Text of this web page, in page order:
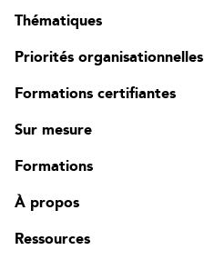
Thématiques
Priorités organisationnelles
Formations certifiantes
Sur mesure
Formations
À propos
Ressources